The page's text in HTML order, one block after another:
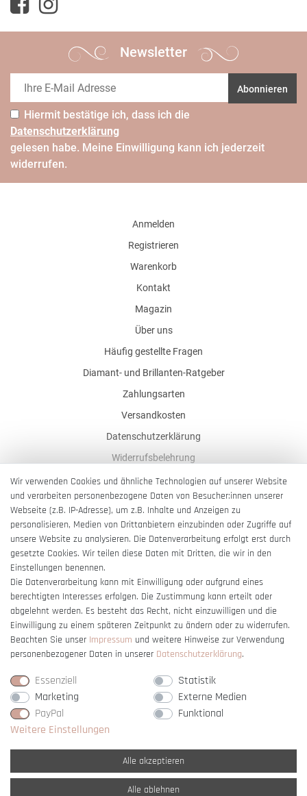
Newsletter
Abonnieren
Hiermit bestätige ich, dass ich die
Daten­schutz­erklärung
gelesen habe. Meine Einwilligung kann ich jederzeit
widerrufen.
Anmelden
Registrieren
Warenkorb
Kontakt
Magazin
Über uns
Häufig gestellte Fragen
Diamant- und Brillanten-Ratgeber
Zahlungsarten
Versandkosten
Datenschutzerklärung
Widerrufsbelehrung
AGB
Impressum
Barrierefreiheitserklärung
Vertrag widerrufen
Wir verwenden Cookies und ähnliche Technologien auf unserer Website
und verarbeiten personenbezogene Daten von Besucher:innen unserer
Webseite (z.B. IP-Adresse), um z.B. Inhalte und Anzeigen zu
personalisieren, Medien von Drittanbietern einzubinden oder Zugriffe auf
unsere Website zu analysieren. Die Datenverarbeitung erfolgt erst durch
gesetzte Cookies. Wir teilen diese Daten mit Dritten, die wir in den
Einstellungen benennen.
Die Datenverarbeitung kann mit Einwilligung oder aufgrund eines
berechtigten Interesses erfolgen. Die Zustimmung kann erteilt oder
abgelehnt werden. Es besteht das Recht, nicht einzuwilligen und die
Einwilligung zu einem späteren Zeitpunkt zu ändern oder zu widerrufen.
Beachten Sie unser Impressum und weitere Hinweise zur Verwendung
personenbezogener Daten in unserer Daten­schutz­erklärung.
Essenziell
Statistik
Marketing
Externe Medien
PayPal
Funktional
Weitere Einstellungen
Alle akzeptieren
Alle ablehnen